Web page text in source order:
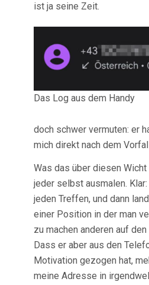
ist ja seine Zeit.
Das Log aus dem Handy
doch schwer vermuten: er
mich direkt nach dem
Was das über diesen
jeder selbst ausmalen.
jeden Treffen, und dann
einer Position in der man
zu machen anderen auf
Dass er aber aus den
Motivation gezogen hat,
meine Adresse in